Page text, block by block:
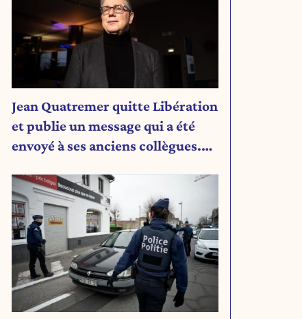
Jean Quatremer quitte Libération
et publie un message qui a été
envoyé à ses anciens collègues.